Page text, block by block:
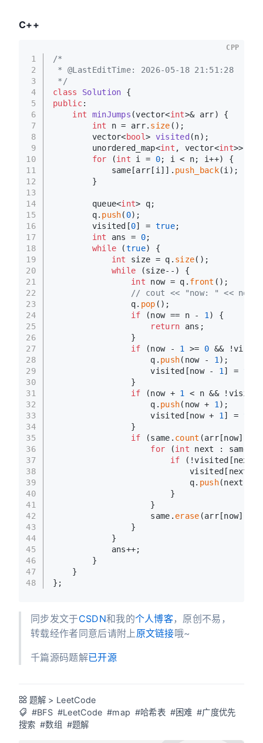
C++
1
2
3
4
5
6
7
8
9
10
11
12
13
14
15
16
17
18
19
20
21
22
23
24
25
26
27
28
29
30
31
32
33
34
35
36
37
38
39
40
41
42
43
44
45
46
47
48
/*
* @LastEditTime: 2026-05-18 21:51:28
*/
class
Solution {
public:
int
minJumps (vector<int>& arr)
{
int n = arr. size ();
vector<bool> visited (n) ;
        unordered_map<
int , vector<int>>
for (int i = 0; i < n; i++) {
            same[arr[i]].
push_back(i);
        }
        queue<
int> q;
        q.
push( 0);
        visited[
0] = true;
int ans = 0;
while (true) {
int
size = q. size();
while (size--) {
int now = q. front ();
// cout << "now: " << now
                q.
pop ();
if (now == n - 1 ) {
return ans;
                }
if (now - 1 >= 0 &&
                    q.
push(now - 1 );
                    visited[now -
1 ] = true
                }
if (now + 1
< n &&
                    q.
push(now + 1 );
                    visited[now +
1 ] = true
                }
if (same. count (arr[now])) {
for (int next :
if
visited[next]
                            q.
push(next);
                        }
                    }
                    same.
erase (arr[now]);
                }
            }
            ans++;
        }
    }
};
CPP
同步发文于CSDN和我的个人博客，原创不易，
转载经作者同意后请附上 原文链接哦~
千篇源码题解已开源
题解 > LeetCode
#BFS #LeetCode #map #哈希表 #困难 #广度优先
搜索 #数组 #题解